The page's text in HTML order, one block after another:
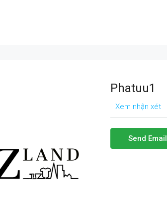
Phatuu1
Xem nhận xét
Send Email